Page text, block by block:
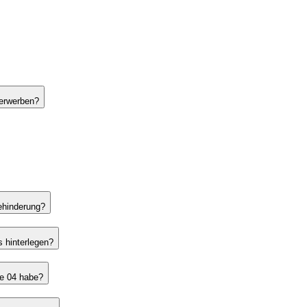
hinterlegen?
04 habe?